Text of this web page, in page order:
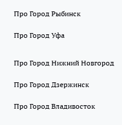
Про Город Рыбинск
Про Город Уфа
Про Город Нижний Новгород
Про Город Дзержинск
Про Город Владивосток